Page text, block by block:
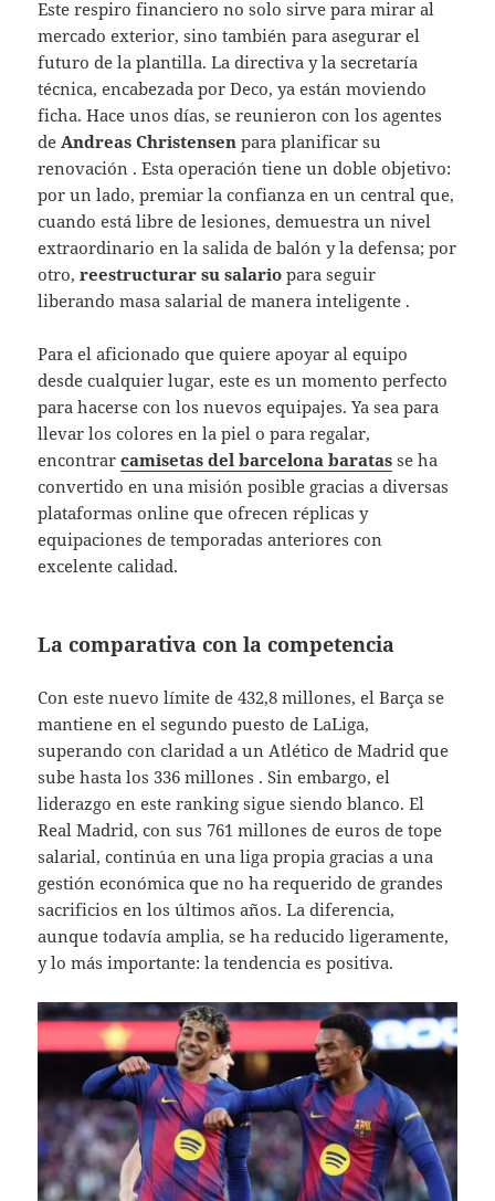
Este respiro financiero no solo sirve para mirar al
mercado exterior, sino también para asegurar el
futuro de la plantilla. La directiva y la secretaría
técnica, encabezada por Deco, ya están moviendo
ficha. Hace unos días, se reunieron con los agentes
de Andreas Christensen para planificar su
renovación . Esta operación tiene un doble objetivo:
por un lado, premiar la confianza en un central que,
cuando está libre de lesiones, demuestra un nivel
extraordinario en la salida de balón y la defensa; por
otro,reestructurar su salario para seguir
liberando masa salarial de manera inteligente .
Para el aficionado que quiere apoyar al equipo
desde cualquier lugar, este es un momento perfecto
para hacerse con los nuevos equipajes. Ya sea para
llevar los colores en la piel o para regalar,
encontrarcamisetas del barcelona baratas se ha
convertido en una misión posible gracias a diversas
plataformas online que ofrecen réplicas y
equipaciones de temporadas anteriores con
excelente calidad.
La comparativa con la competencia
Con este nuevo límite de 432,8 millones, el Barça se
mantiene en el segundo puesto de LaLiga,
superando con claridad a un Atlético de Madrid que
sube hasta los 336 millones . Sin embargo, el
liderazgo en este ranking sigue siendo blanco. El
Real Madrid, con sus 761 millones de euros de tope
salarial, continúa en una liga propia gracias a una
gestión económica que no ha requerido de grandes
sacrificios en los últimos años. La diferencia,
aunque todavía amplia, se ha reducido ligeramente,
y lo más importante: la tendencia es positiva.